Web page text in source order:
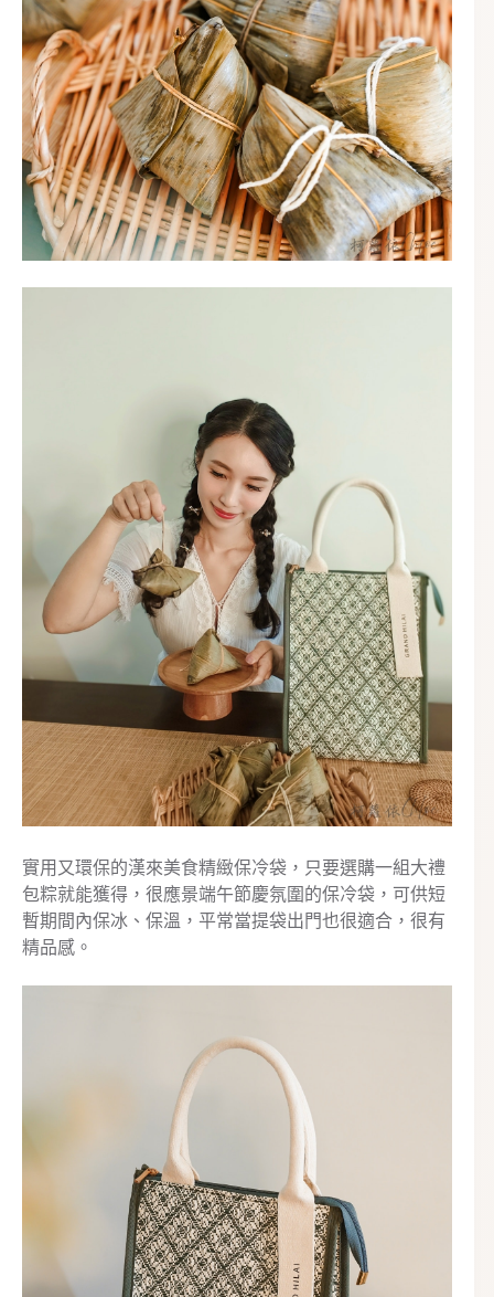
實用又環保的漢來美食精緻保冷袋，只要選購一組大禮
包粽就能獲得，很應景端午節慶氛圍的保冷袋，可供短
暫期間內保冰、保溫，平常當提袋出門也很適合，很有
精品感。